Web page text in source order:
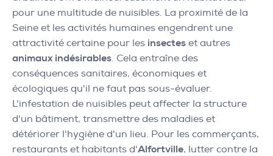
pour une multitude de nuisibles. La proximité de la
Seine et les activités humaines engendrent une
attractivité certaine pour les insectes et autres
animaux indésirables. Cela entraîne des
conséquences sanitaires, économiques et
écologiques qu'il ne faut pas sous-évaluer.
L'infestation de nuisibles peut affecter la structure
d'un bâtiment, transmettre des maladies et
détériorer l'hygiène d'un lieu. Pour les commerçants,
restaurants et habitants d'Alfortville, lutter contre la